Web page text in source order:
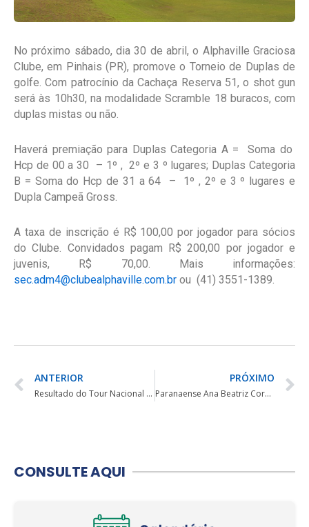
No próximo sábado, dia 30 de abril, o Alphaville Graciosa
Clube, em Pinhais (PR), promove o Torneio de Duplas de
golfe. Com patrocínio da Cachaça Reserva 51, o shot gun
será às 10h30, na modalidade Scramble 18 buracos, com
duplas mistas ou não.
Haverá premiação para Duplas Categoria A = Soma do
Hcp de 00 a 30 – 1º , 2º e 3 º lugares; Duplas Categoria
B = Soma do Hcp de 31 a 64 – 1º , 2º e 3 º lugares e
Dupla Campeã Gross.
A taxa de inscrição é R$ 100,00 por jogador para sócios
do Clube. Convidados pagam R$ 200,00 por jogador e
juvenis, R$ 70,00. Mais informações:
sec.adm4@clubealphaville.com.br ou (41) 3551-1389.
ANTERIOR
Resultado do Tour Nacional Juvenil Local FPCG
PRÓXIMO
Paranaense Ana Beatriz Cordeiro vence o 33º Campeonato Aberto de Brasília
CONSULTE AQUI